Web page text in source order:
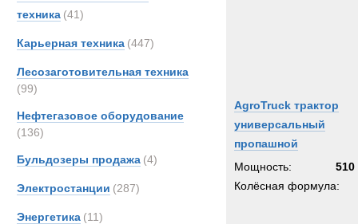
техника (41)
Карьерная техника (447)
Лесозаготовительная техника
(99)
Нефтегазовое оборудование
(136)
Бульдозеры продажа (4)
Электростанции (287)
Энергетика (11)
AgroTruck трактор
универсальный
пропашной
Мощность:
510
Колёсная формула: